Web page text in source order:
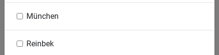
Mo Di Mi Do Fr Sa So
München
Reinbek